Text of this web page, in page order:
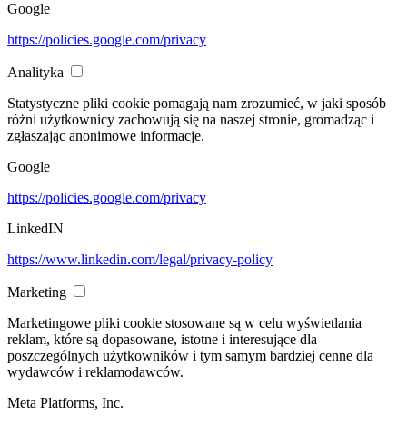
Google
https://policies.google.com/privacy
Analityka
Statystyczne pliki cookie pomagają nam zrozumieć, w jaki sposób
różni użytkownicy zachowują się na naszej stronie, gromadząc i
zgłaszając anonimowe informacje.
Google
https://policies.google.com/privacy
LinkedIN
https://www.linkedin.com/legal/privacy-policy
Marketing
Marketingowe pliki cookie stosowane są w celu wyświetlania
reklam, które są dopasowane, istotne i interesujące dla
poszczególnych użytkowników i tym samym bardziej cenne dla
wydawców i reklamodawców.
Meta Platforms, Inc.